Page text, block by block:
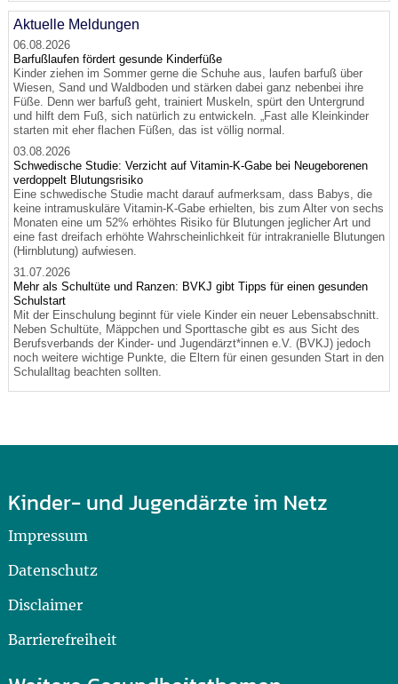
Aktuelle Meldungen
06.08.2026
Barfußlaufen fördert gesunde Kinderfüße
Kinder ziehen im Sommer gerne die Schuhe aus, laufen barfuß über
Wiesen, Sand und Waldboden und stärken dabei ganz nebenbei ihre
Füße. Denn wer barfuß geht, trainiert Muskeln, spürt den Untergrund
und hilft dem Fuß, sich natürlich zu entwickeln. „Fast alle Kleinkinder
starten mit eher flachen Füßen, das ist völlig normal.
03.08.2026
Schwedische Studie: Verzicht auf Vitamin-K-Gabe bei Neugeborenen
verdoppelt Blutungsrisiko
Eine schwedische Studie macht darauf aufmerksam, dass Babys, die
keine intramuskuläre Vitamin-K-Gabe erhielten, bis zum Alter von sechs
Monaten eine um 52% erhöhtes Risiko für Blutungen jeglicher Art und
eine fast dreifach erhöhte Wahrscheinlichkeit für intrakranielle Blutungen
(Hirnblutung) aufwiesen.
31.07.2026
Mehr als Schultüte und Ranzen: BVKJ gibt Tipps für einen gesunden
Schulstart
Mit der Einschulung beginnt für viele Kinder ein neuer Lebensabschnitt.
Neben Schultüte, Mäppchen und Sporttasche gibt es aus Sicht des
Berufsverbands der Kinder- und Jugendärzt*innen e.V. (BVKJ) jedoch
noch weitere wichtige Punkte, die Eltern für einen gesunden Start in den
Schulalltag beachten sollten.
Kinder- und Jugendärzte im Netz
Impressum
Datenschutz
Disclaimer
Barrierefreiheit